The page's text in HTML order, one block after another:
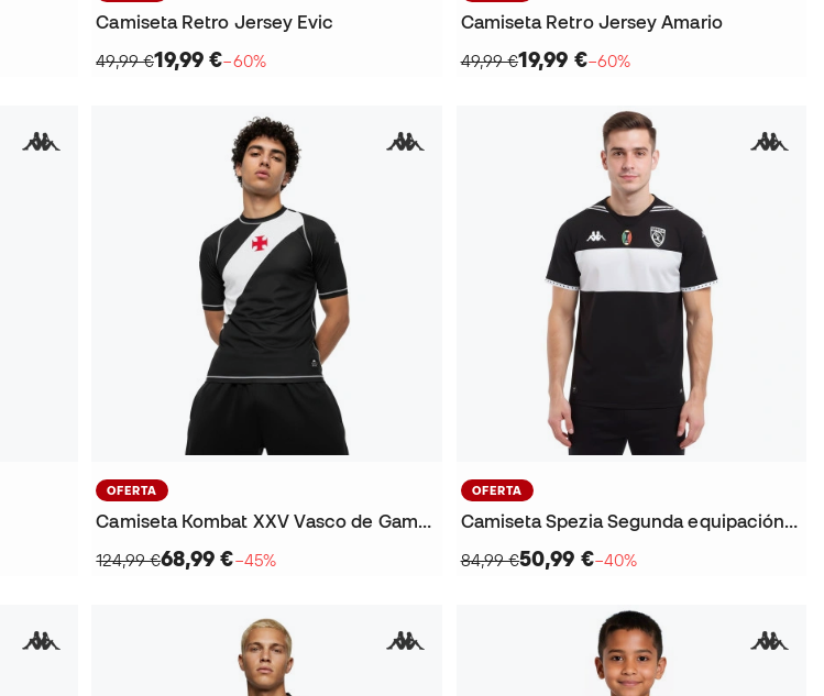
Camiseta Retro Jersey Evic
49,99 €19,99 €−60%
Camiseta Retro Jersey Amario
49,99 €19,99 €−60%
OFERTA
Camiseta Kombat XXV Vasco de Gama 2025-2026
124,99 €68,99 €−45%
OFERTA
Camiseta Spezia Segunda equipación 2025-2026
84,99 €50,99 €−40%